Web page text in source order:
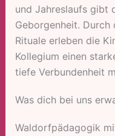
und Jahreslaufs gibt
Geborgenheit. Durch
Rituale erleben die
Kollegium einen
tiefe Verbundenheit
Was dich bei uns
Waldorfpädagogik